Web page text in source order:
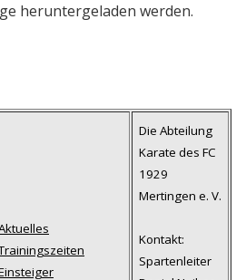
heruntergeladen werden.
Die Abteilung
Karate des FC
1929
Mertingen e. V.
Kontakt:
Spartenleiter